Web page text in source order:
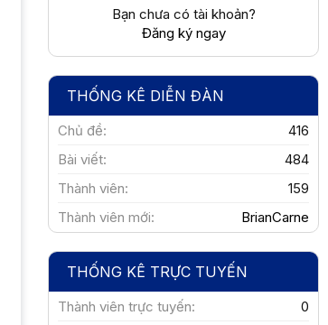
Bạn chưa có tài khoản?
Đăng ký ngay
THỐNG KÊ DIỄN ĐÀN
Chủ đề
416
Bài viết
484
Thành viên
159
Thành viên mới
BrianCarne
THỐNG KÊ TRỰC TUYẾN
Thành viên trực tuyến
0